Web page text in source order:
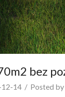
bez
14 / Posted by